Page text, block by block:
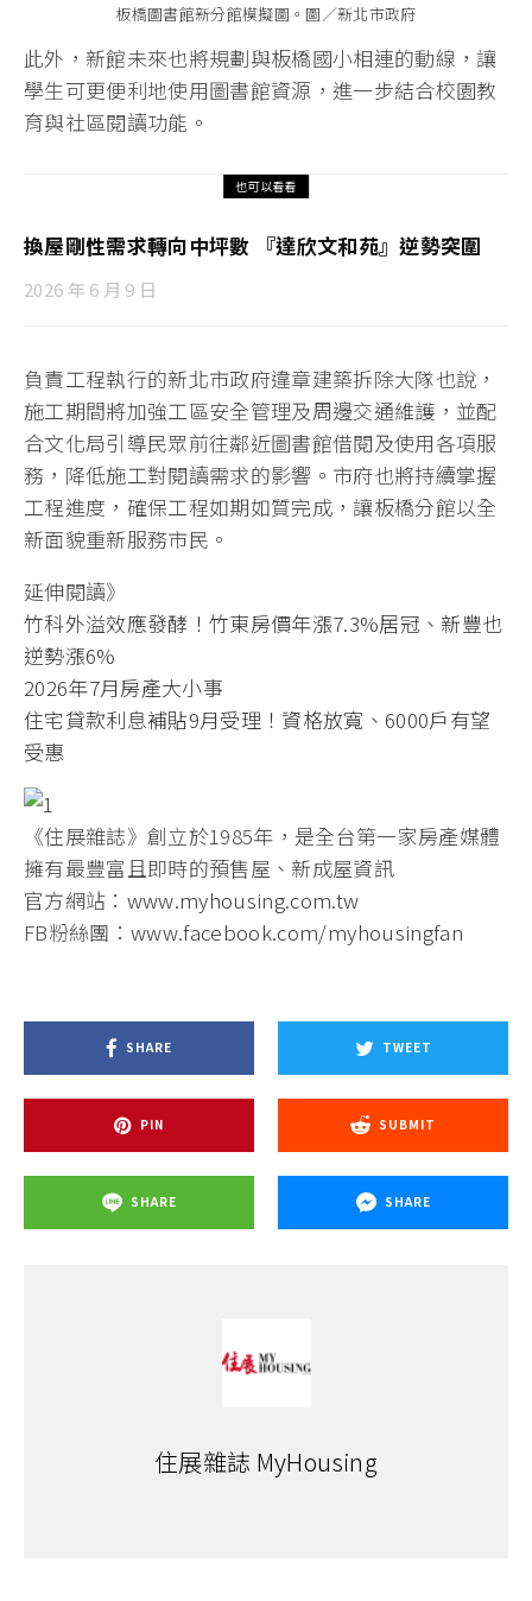
板橋圖書館新分館模擬圖。圖／新北市政府
此外，新館未來也將規劃與板橋國小相連的動線，讓
學生可更便利地使用圖書館資源，進一步結合校園教
育與社區閱讀功能。
也可以看看
換屋剛性需求轉向中坪數 『達欣文和苑』逆勢突圍
2026 年 6 月 9 日
負責工程執行的新北市政府違章建築拆除大隊也說，
施工期間將加強工區安全管理及周邊交通維護，並配
合文化局引導民眾前往鄰近圖書館借閱及使用各項服
務，降低施工對閱讀需求的影響。市府也將持續掌握
工程進度，確保工程如期如質完成，讓板橋分館以全
新面貌重新服務市民。
延伸閱讀》
竹科外溢效應發酵！竹東房價年漲7.3%居冠、新豐也
逆勢漲6%
2026年7月房產大小事
住宅貸款利息補貼9月受理！資格放寬、6000戶有望
受惠
《住展雜誌》創立於1985年，是全台第一家房產媒體
擁有最豐富且即時的預售屋、新成屋資訊
官方網站： www.myhousing.com.tw
FB粉絲團：www.facebook.com/myhousingfan
SHARE TWEET
PIN SUBMIT
SHARE SHARE
住展雜誌 MyHousing